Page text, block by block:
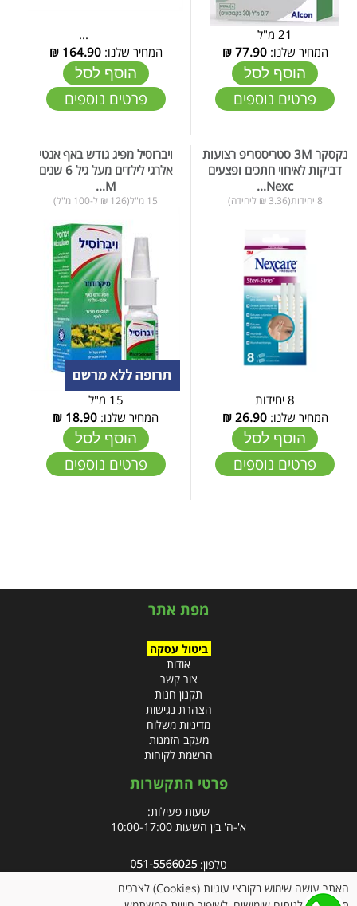
21 מ"ל
המחיר שלנו:77.90
₪
הוסף לסל
פרטים נוספים
...
המחיר שלנו:164.90
₪
הוסף לסל
פרטים נוספים
נקסקר 3M סטריסטריפ רצועות
דביקות לאיחוי חתכים ופצעים
Nexc...
8 יחידות(3.36 ₪ ליחידה)
8 יחידות
המחיר שלנו:26.90
₪
הוסף לסל
פרטים נוספים
ויברוסיל מפיג גודש באף אנטי
אלרגי לילדים מעל גיל 6 שנים
M...
15 מ"ל(126 ₪ ל-100 מ"ל)
15 מ"ל
המחיר שלנו: 18.90
₪
הוסף לסל
פרטים נוספים
מפת אתר
ביטול עסקה
אודות
צור קשר
תקנון חנות
הצהרת נגישות
מדיניות משלוח
מעקב הזמנות
הרשמת לקוחות
פרטי התקשרות
שעות פעילות:
א'-ה' בין השעות 10:00-17:00
טלפון:
האתר עושה שימוש בקובצי עוגיות (Cookies) לצרכים